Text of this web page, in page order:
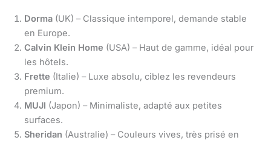
Dorma (UK) – Classique intemporel, demande stable
en Europe.
Calvin Klein Home (USA) – Haut de gamme, idéal pour
les hôtels.
Frette (Italie) – Luxe absolu, ciblez les revendeurs
premium.
MUJI (Japon) – Minimaliste, adapté aux petites
surfaces.
Sheridan (Australie) – Couleurs vives, très prisé en